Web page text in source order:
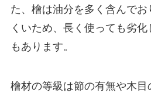
た、檜は油分を多く含んで
くいため、長く使っても劣
もあります。
檜材の等級は節の有無や木